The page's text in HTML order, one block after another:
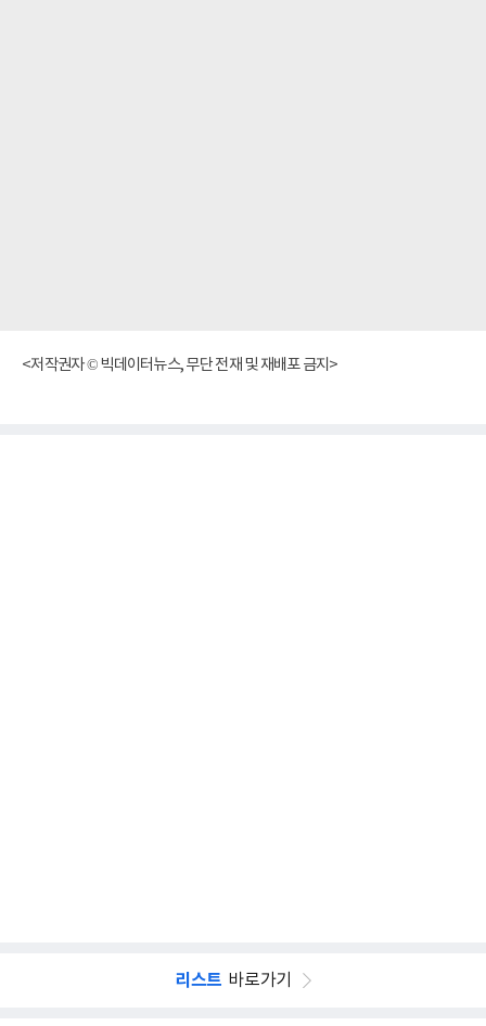
<저작권자 © 빅데이터뉴스, 무단 전재 및 재배포 금지>
리스트 바로가기